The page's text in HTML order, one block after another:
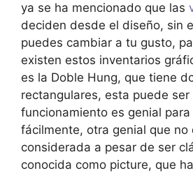
ya se ha mencionado que las
deciden desde el diseño, sin
puedes cambiar a tu gusto,
existen estos inventarios
es la Doble Hung, que tiene
rectangulares, esta puede
funcionamiento es genial
fácilmente, otra genial que no
considerada a pesar de ser
conocida como picture, que